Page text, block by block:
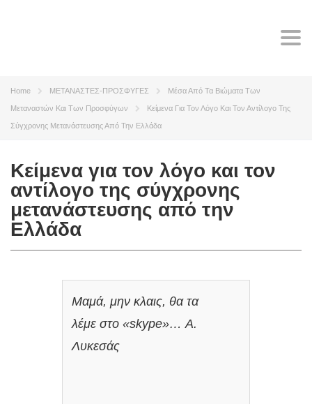
Home ΜΕΤΑΝΑΣΤΕΣ-ΠΡΟΣΦΥΓΕΣ Μέσα Από Τα Βιώματα Των
Μεταναστών Και Των Προσφύγων Κείμενα Για Τον Λόγο Και Τον Αντίλογο Της
Σύγχρονης Μετανάστευσης Από Την Ελλάδα
Κείμενα για τον λόγο και τον
αντίλογο της σύγχρονης
μετανάστευσης από την
Ελλάδα
Μαμά, μην κλαις, θα τα
λέμε στο «skype»… Α.
Λυκεσάς